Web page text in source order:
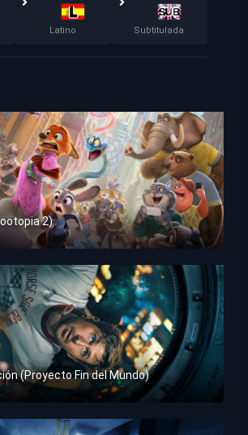
Latino Subtitulada
2)
(Proyecto Fin del Mundo)